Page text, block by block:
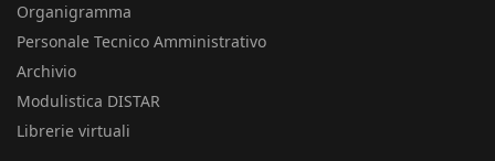
Organigramma
Personale Tecnico Amministrativo
Archivio
Modulistica DISTAR
Librerie virtuali